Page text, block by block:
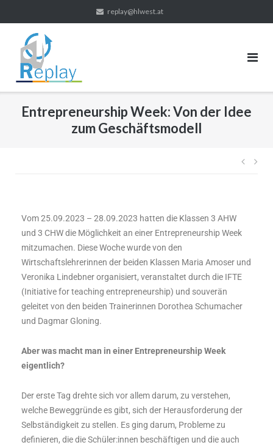
replay@hlwest.at
Entrepreneurship Week: Von der Idee
zum Geschäftsmodell
Vom 25.09.2023 – 28.09.2023 hatten die Klassen 3 AHW
und 3 CHW die Möglichkeit an einer Entrepreneurship Week
mitzumachen. Diese Woche wurde von den
Wirtschaftslehrerinnen der beiden Klassen Maria Amoser und
Veronika Lindebner organisiert, veranstaltet durch die IFTE
(Initiative for teaching entrepreneurship) und souverän
geleitet von den beiden Trainerinnen Dorothea Schumacher
und Dagmar Gloning.
Aber was macht man in einer Entrepreneurship Week
eigentlich?
Der erste Tag drehte sich vor allem darum, zu verstehen,
welche Beweggründe es gibt, sich der Herausforderung der
Selbständigkeit zu stellen. Es ging darum, Probleme zu
definieren, die die Schüler:innen beschäftigen und die auch